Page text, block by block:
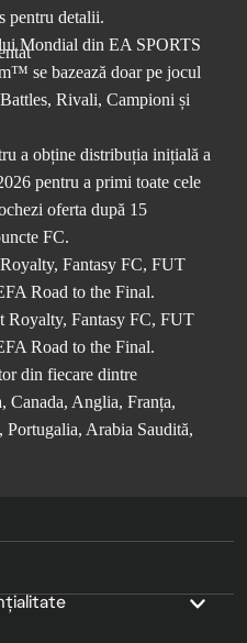
pentru detalii.
Mondial din EA SPORTS
se bazează doar pe jocul
Rivali, Campioni și
a obține distribuția inițială a
pentru a primi toate cele
oferta după 15
FC.
Fantasy FC, FUT
Road to the Final.
Royalty, Fantasy FC, FUT
Road to the Final.
din fiecare dintre
Canada, Anglia, Franța,
Arabia Saudită,